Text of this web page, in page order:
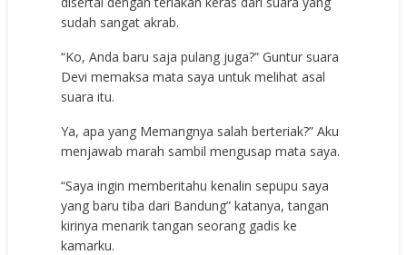
sudah sangat akrab.
“Ko, Anda baru saja pulang juga?” Guntur suara
Devi memaksa mata saya untuk melihat asal
suara itu.
Ya, apa yang Memangnya salah berteriak?” Aku
menjawab marah sambil mengusap mata saya.
“Saya ingin memberitahu kenalin sepupu saya
yang baru tiba dari Bandung” katanya, tangan
kirinya menarik tangan seorang gadis ke
kamarku.